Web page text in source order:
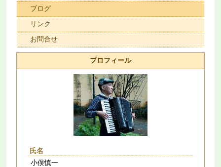
ブログ
リンク
お問合せ
プロフィール
氏名
小俣慎一